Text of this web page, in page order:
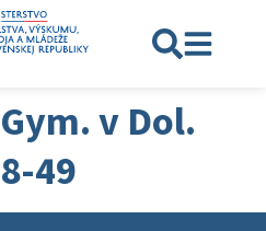
v Dol.
49